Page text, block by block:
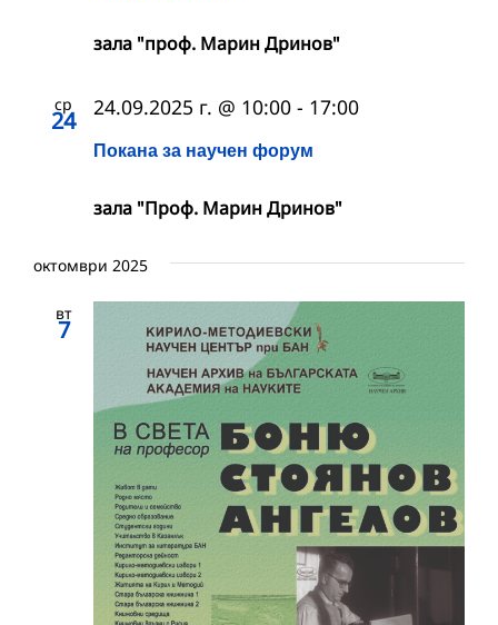
зала "проф. Марин Дринов"
ср
24
Покана за научен форум
24.09.2025 г. @ 10:00 - 17:00
зала "Проф. Марин Дринов"
октомври 2025
вт
7